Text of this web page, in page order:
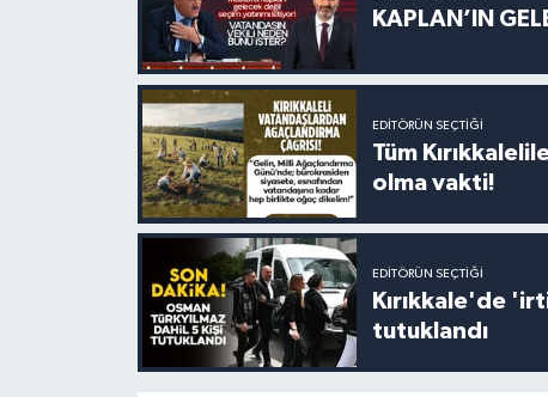
KAPLAN’IN
EDITÖRÜN SEÇTIĞI
Tüm
olma vakti!
EDITÖRÜN SEÇTIĞI
Kırıkkale'de
tutuklandı